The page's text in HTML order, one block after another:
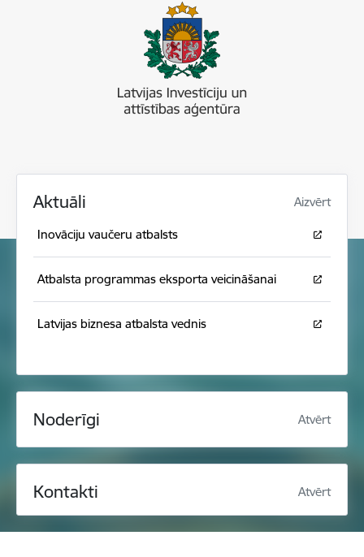
Aktuāli Aizvērt
Inovāciju vaučeru atbalsts
Atbalsta programmas eksporta veicināšanai
Latvijas biznesa atbalsta vednis
Noderīgi Atvērt
Kontakti Atvērt